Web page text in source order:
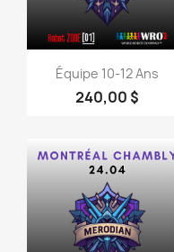
Aperçu rapide
Équipe 10-12 Ans
240,00 $